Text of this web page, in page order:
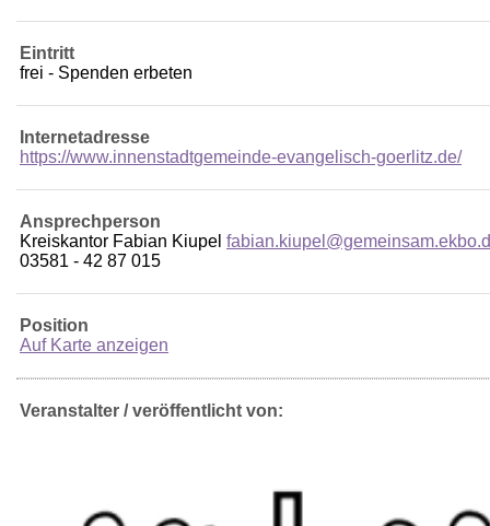
Eintritt
frei - Spenden erbeten
Internetadresse
https://www.innenstadtgemeinde-evangelisch-goerlitz.de/
Ansprechperson
Kreiskantor Fabian Kiupel
03581 - 42 87 015
Position
Auf Karte anzeigen
Veranstalter / veröffentlicht von: